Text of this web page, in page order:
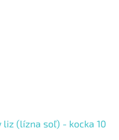
liz (lízna soľ) - kocka 10